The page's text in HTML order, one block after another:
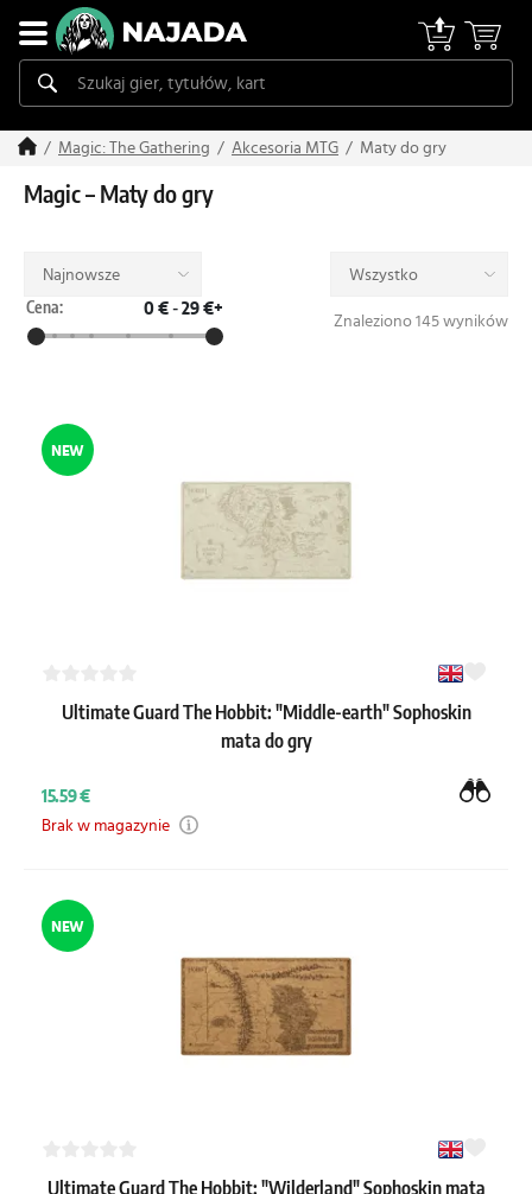
Magic: The Gathering Akcesoria MTG Maty do gry
Magic – Maty do gry
Najnowsze
Wszystko
Cena:
0 € - 29 €+
Znaleziono 145 wyników
NEW
Ultimate Guard The Hobbit: "Middle-earth" Sophoskin
mata do gry
15.59 €
Brak w magazynie
NEW
Ultimate Guard The Hobbit: "Wilderland" Sophoskin mata